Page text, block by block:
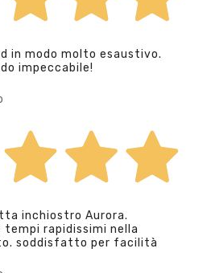
in modo molto esaustivo.
impeccabile!
inchiostro Aurora.
tempi rapidissimi nella
soddisfatto per facilità